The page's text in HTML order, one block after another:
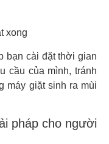
xong
bạn cài đặt thời gian
cầu của mình, tránh
máy giặt sinh ra mùi
pháp cho người